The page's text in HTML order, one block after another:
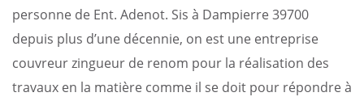
personne de Ent. Adenot. Sis à Dampierre 39700
depuis plus d’une décennie, on est une entreprise
couvreur zingueur de renom pour la réalisation des
travaux en la matière comme il se doit pour répondre à